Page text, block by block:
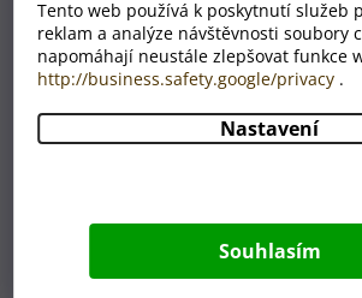
Tento web používá k poskytnutí služeb
reklam a analýze návštěvnosti soubory
napomáhají neustále zlepšovat funkce
http://business.safety.google/privacy .
Nastavení
Souhlasím